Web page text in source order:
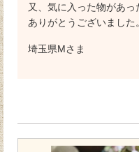
又、気に入った物があっ
ありがとうございました。
埼玉県Mさま